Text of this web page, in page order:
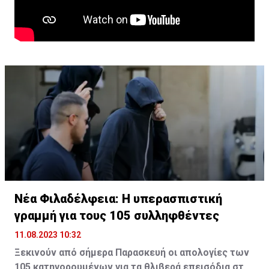
Νέα Φιλαδέλφεια: Η υπερασπιστική
γραμμή για τους 105 συλληφθέντες
11.08.2023 10:32
Ξεκινούν από σήμερα Παρασκευή οι απολογίες των
105 κατηγορουμένων για τα θλιβερά επεισόδια στη